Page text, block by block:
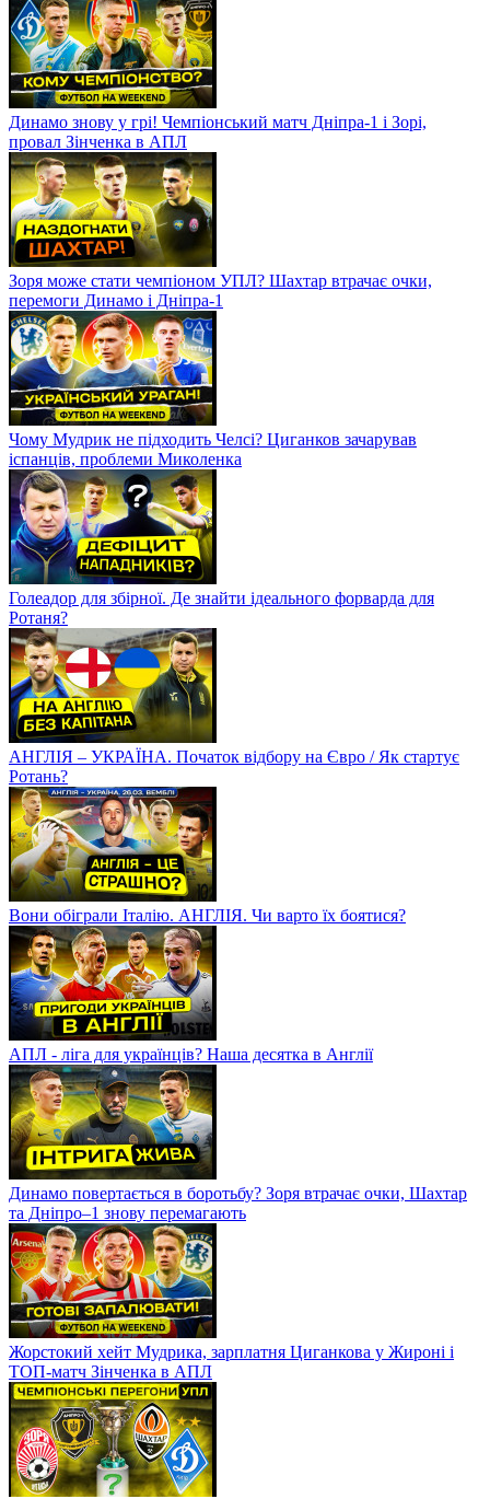
Динамо знову у грі! Чемпіонський матч Дніпра-1 і Зорі,
провал Зінченка в АПЛ
Зоря може стати чемпіоном УПЛ? Шахтар втрачає очки,
перемоги Динамо і Дніпра-1
Чому Мудрик не підходить Челсі? Циганков зачарував
іспанців, проблеми Миколенка
Голеадор для збірної. Де знайти ідеального форварда для
Ротаня?
АНГЛІЯ – УКРАЇНА. Початок відбору на Євро / Як стартує
Ротань?
Вони обіграли Італію. АНГЛІЯ. Чи варто їх боятися?
АПЛ - ліга для українців? Наша десятка в Англії
Динамо повертається в боротьбу? Зоря втрачає очки, Шахтар
та Дніпро–1 знову перемагають
Жорстокий хейт Мудрика, зарплатня Циганкова у Жироні і
ТОП-матч Зінченка в АПЛ